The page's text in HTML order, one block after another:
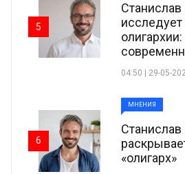
04:50 | 29-05-
5
МНЕНИЯ
«олигарх»
6